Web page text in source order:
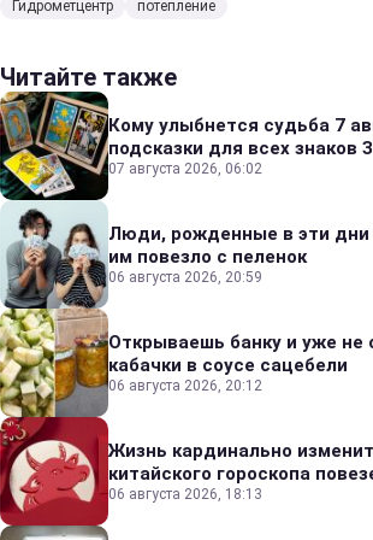
Гидрометцентр потепление
Читайте также
Кому улыбнется судьба 7
подсказки для всех знаков
07 августа 2026, 06:02
Люди, рожденные в эти дни
им повезло с пеленок
06 августа 2026, 20:59
Открываешь банку и уже не
кабачки в соусе сацебели
06 августа 2026, 20:12
Жизнь кардинально
китайского гороскопа
06 августа 2026, 18:13